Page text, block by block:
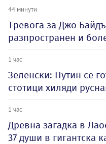
44 минути
Тревога за Джо
разпространен и
1 час
Зеленски: Путин се
стотици хиляди
1 час
Древна загадка в
37 души в гигантска